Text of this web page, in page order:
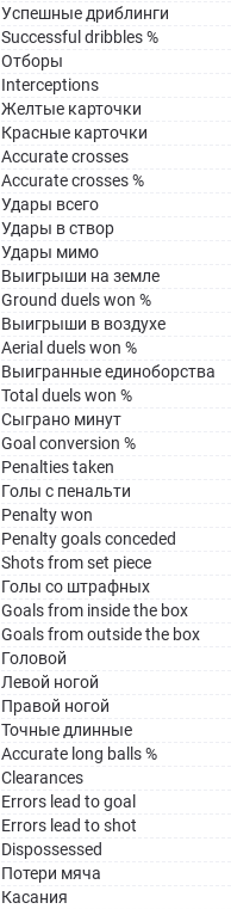
Успешные дриблинги
Successful dribbles %
Отборы
Interceptions
Желтые карточки
Красные карточки
Accurate crosses
Accurate crosses %
Удары всего
Удары в створ
Удары мимо
Выигрыши на земле
Ground duels won %
Выигрыши в воздухе
Aerial duels won %
Выигранные единоборства
Total duels won %
Сыграно минут
Goal conversion %
Penalties taken
Голы с пенальти
Penalty won
Penalty goals conceded
Shots from set piece
Голы со штрафных
Goals from inside the box
Goals from outside the box
Головой
Левой ногой
Правой ногой
Точные длинные
Accurate long balls %
Clearances
Errors lead to goal
Errors lead to shot
Dispossessed
Потери мяча
Касания